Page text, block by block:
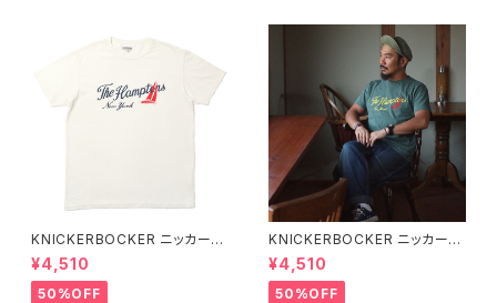
KNICKERBOCKER ニッカーボ
ッカー MILK ハンプトン Tシャ
ツ
¥4,510
50%OFF
KNICKERBOCKER ニッカーボ
ッカー GREEN ハンプトン Tシ
ャツ
¥4,510
50%OFF